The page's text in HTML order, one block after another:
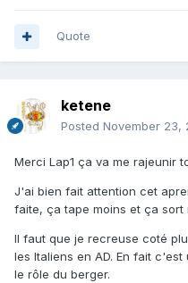
Quote
ketene
Posted November 23,
Merci Lap1 ça va me rajeunir
J'ai bien fait attention cet
faite, ça tape moins et ça sort
Il faut que je recreuse coté
les Italiens en AD. En fait
le rôle du berger.